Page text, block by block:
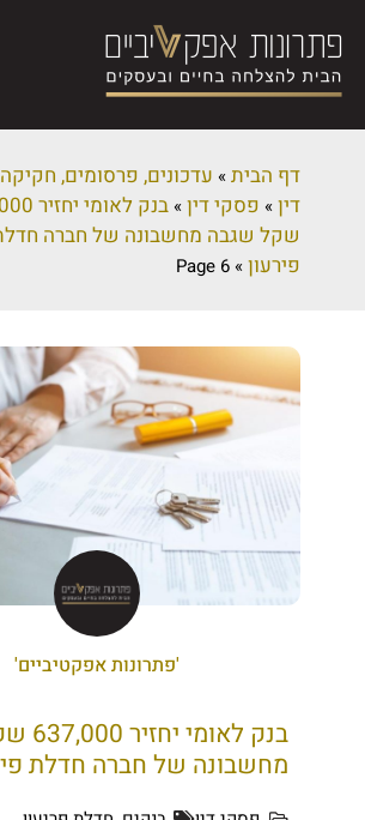
דף הבית» עדכונים, פרסומים,
דין» פסקי דין»
בנק
שקל שגבה מחשבונה של חברה
פירעון»
'פתרונות אפקטיביים'
בנק
מחשבונה של חברה חדלת